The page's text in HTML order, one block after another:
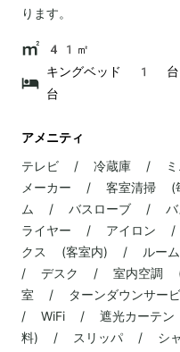
ります。
41㎡
キングベッド 1 台
台
アメニティ
テレビ / 冷蔵庫 / ミ
メーカー / 客室清掃
ム / バスローブ / バ
ライヤー / アイロン /
クス (客室内) / ルー
/ デスク / 室内空調
室 / ターンダウンサー
/ WiFi / 遮光カーテン
料) / スリッパ / シャ